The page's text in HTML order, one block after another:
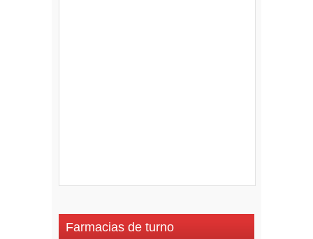
Farmacias de turno